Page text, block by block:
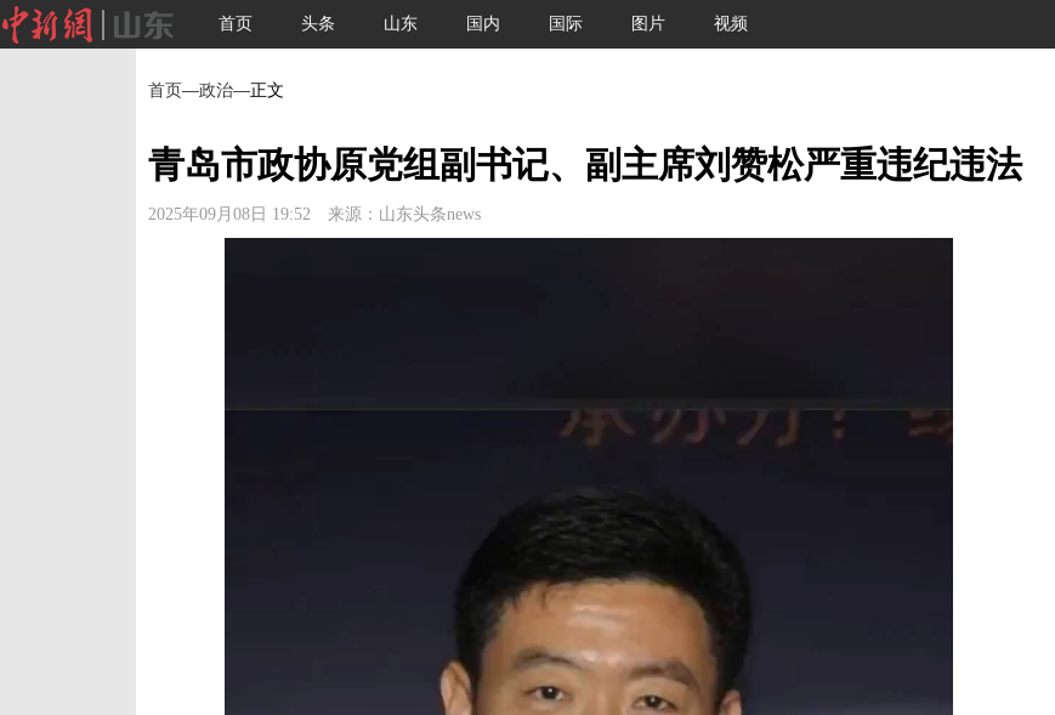
首页 头条 山东 国内 国际 图片 视频
首页—政治—正文
青岛市政协原党组副书记、副主席刘赞松严重违纪违法
2025年09月08日 19:52 来源：山东头条news